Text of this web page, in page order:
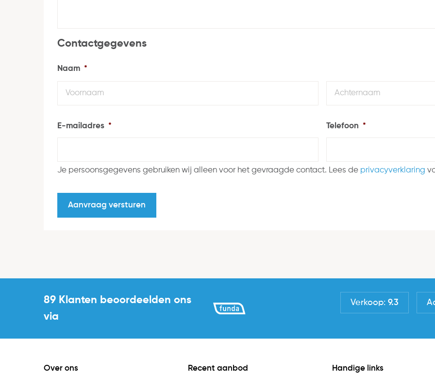
Contactgegevens
Naam *
E-mailadres * Telefoon *
Je persoonsgegevens gebruiken wij alleen voor het gevraagde contact. Lees de privacyverklaring
89 Klanten beoordeelden ons
via
Verkoop: 9.3
Over ons Recent aanbod Handige links